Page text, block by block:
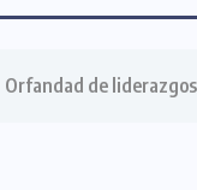
Orfandad de